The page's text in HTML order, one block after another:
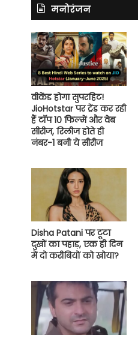
मनोरंजन
वीकेंड होगा सुपरहिट!
JioHotstar पर ट्रेंड कर रही
हैं टॉप 10 फिल्में और वेब
सीरीज, रिलीज होते ही
नंबर-1 बनी ये सीरीज
Disha Patani पर टूटा
दुखों का पहाड़, एक ही दिन
में दो करीबियों को खोया?